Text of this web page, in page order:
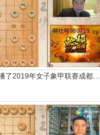
3月5日张强直播了2019年女子象甲联赛成都锦江队赵冠芳与北京队唐丹的比赛